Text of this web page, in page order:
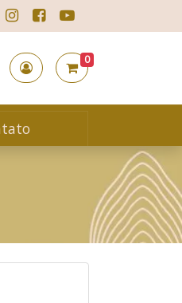
Instagram
FacebookPodcast
Sua conta
0
Seu carrinho